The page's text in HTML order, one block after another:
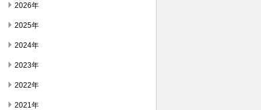
2026年
2025年
2024年
2023年
2022年
2021年